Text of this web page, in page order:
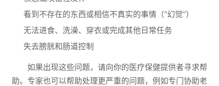
看到不存在的东西或相信不真实的事情（“幻觉”）
无法进食、洗澡、穿衣或完成其他日常任务
失去膀胱和肠道控制
如果出现这些问题，请向你的医疗保健提供者寻求帮
助。专家也可以帮助处理更严重的问题，例如专门协助老